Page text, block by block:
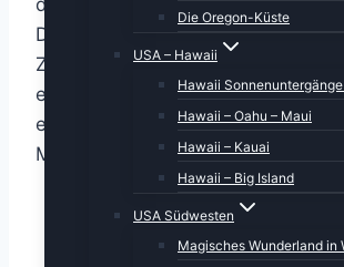
Die Oregon-Küste
USA – Hawaii
Hawaii
Hawaii – Oahu – Maui
Hawaii – Kauai
Hawaii – Big Island
USA Südwesten
Magisches Wunderland in
dass uns der graue Himmel nicht
Das Valley ist in den letzten
Zufluchtsort für Aussteiger
einzige Straße, die hinunter führt,
einerseits zum Strand,
Meile ins Innere des Tals.